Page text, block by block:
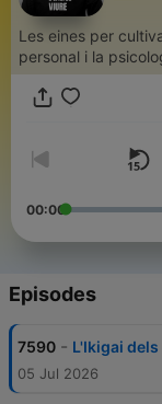
Les eines per
personal i la
00:00
Episodes
7590 - L'Ikigai
05 Jul 2026